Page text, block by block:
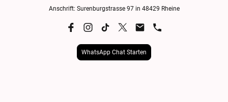
Anschrift: Surenburgstrasse 97 in 48429 Rheine
WhatsApp Chat Starten